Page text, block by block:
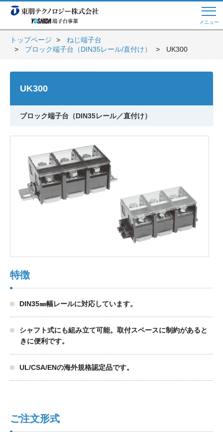
メニュー
Web商談 ご希望の方はこちら
トップページへ
東朋テクノロジーサイトへ
よくある質問
品質への取り組み 環境方針について
トップページ
ねじ端子台
ブロック端子台（DIN35レール/直付け）
UK300
UK300
ブロック端子台（DIN35レール／直付け）
特徴
DIN35㎜幅レールに対応しています。
シャフト式にも組み立て可能。取付スペースに制約があると
きに便利です。
UL/CSA/ENの海外規格認定品です。
ご注文形式